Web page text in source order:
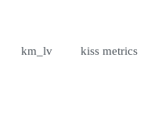
km_lv kiss metrics